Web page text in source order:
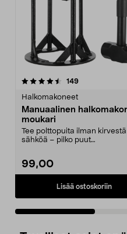
149arvostelut
Halkomakoneet
Manuaalinen
moukari
Tee polttopuita ilman kirvestä
sähköä – pilko puut
99,00
Lisää ostoskoriin
4.0 viidestä